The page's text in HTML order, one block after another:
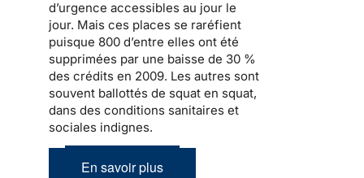
d’urgence accessibles au jour le
jour. Mais ces places se raréfient
puisque 800 d’entre elles ont été
supprimées par une baisse de 30 %
des crédits en 2009. Les autres sont
souvent ballottés de squat en squat,
dans des conditions sanitaires et
sociales indignes.
En savoir plus